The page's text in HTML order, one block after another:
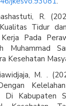
R.
Tidur
Pada
Muhammad
Kesehatan
M. .
Di Kabupaten